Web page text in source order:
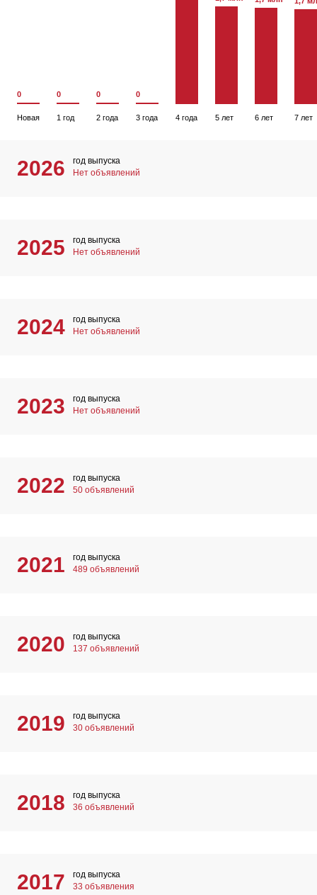
0
Новая
0
1 год
0
2 года
0
3 года 4 года 5 лет 6 лет 7 лет
2026
год выпуска
Нет объявлений
2025
год выпуска
Нет объявлений
2024
год выпуска
Нет объявлений
2023
год выпуска
Нет объявлений
2022
год выпуска
50 объявлений
2021
год выпуска
489 объявлений
2020
год выпуска
137 объявлений
2019
год выпуска
30 объявлений
2018
год выпуска
36 объявлений
2017
год выпуска
33 объявления